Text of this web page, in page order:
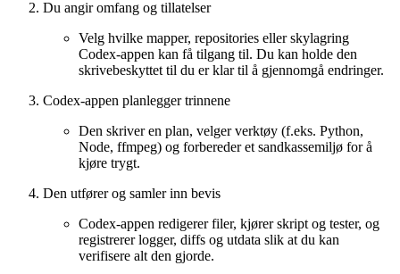
Du angir omfang og tillatelser
Velg hvilke mapper, repositories eller skylagring
Codex-appen kan få tilgang til. Du kan holde den
skrivebeskyttet til du er klar til å gjennomgå endringer.
Codex-appen planlegger trinnene
Den skriver en plan, velger verktøy (f.eks. Python,
Node, ffmpeg) og forbereder et sandkassemiljø for å
kjøre trygt.
Den utfører og samler inn bevis
Codex-appen redigerer filer, kjører skript og tester, og
registrerer logger, diffs og utdata slik at du kan
verifisere alt den gjorde.